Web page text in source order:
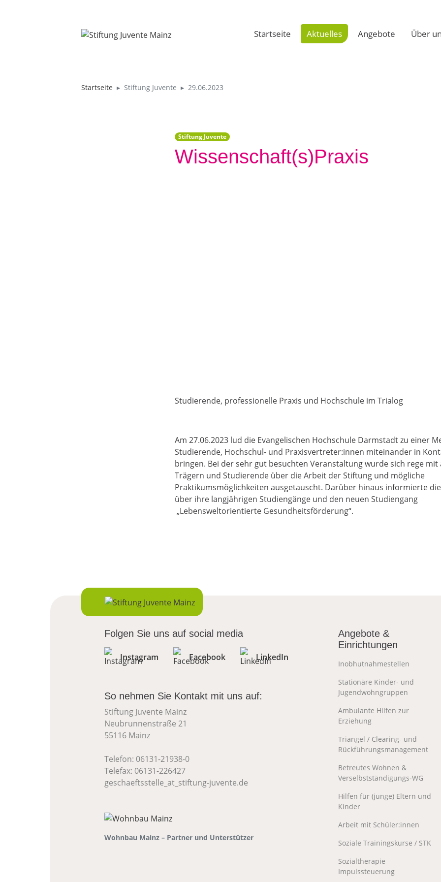
Startseite Aktuelles Angebote Über
Startseite Stiftung Juvente 29.06.2023
Stiftung Juvente
Wissenschaft(s)Praxis
Studierende, professionelle Praxis und Hochschule im Trialog
Am 27.06.2023 lud die Evangelischen Hochschule Darmstadt zu einer
Studierende, Hochschul- und Praxisvertreter:innen miteinander in
bringen. Bei der sehr gut besuchten Veranstaltung wurde sich rege mit
Trägern und Studierende über die Arbeit der Stiftung und mögliche
Praktikumsmöglichkeiten ausgetauscht. Darüber hinaus informierte
über ihre langjährigen Studiengänge und den neuen Studiengang
„Lebensweltorientierte Gesundheitsförderung“.
Folgen Sie uns auf social media
Instagram Facebook LinkedIn
So nehmen Sie Kontakt mit uns auf:
Stiftung Juvente Mainz
Neubrunnenstraße 21
55116 Mainz
Telefon: 06131-21938-0
Telefax: 06131-226427
geschaeftsstelle _at_ stiftung-juvente.de
Wohnbau Mainz – Partner und Unterstützer
Angebote &
Einrichtungen
Inobhutnahmestellen
Stationäre Kinder- und
Jugendwohngruppen
Ambulante Hilfen zur
Erziehung
Triangel / Clearing- und
Rückführungsmanagement
Betreutes Wohnen &
Verselbstständigungs-WG
Hilfen für (junge) Eltern und
Kinder
Arbeit mit Schüler:innen
Soziale Trainingskurse / STK
Sozialtherapie
Impulssteuerung